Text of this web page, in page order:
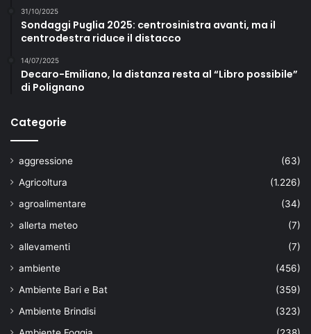
31/10/2025
Sondaggi Puglia 2025: centrosinistra avanti, ma il
centrodestra riduce il distacco
14/07/2025
Decaro-Emiliano, la distanza resta al “Libro possibile”
di Polignano
Categorie
aggressione
(63)
Agricoltura
(1.226)
agroalimentare
(34)
allerta meteo
(7)
allevamenti
(7)
ambiente
(456)
Ambiente Bari e Bat
(359)
Ambiente Brindisi
(323)